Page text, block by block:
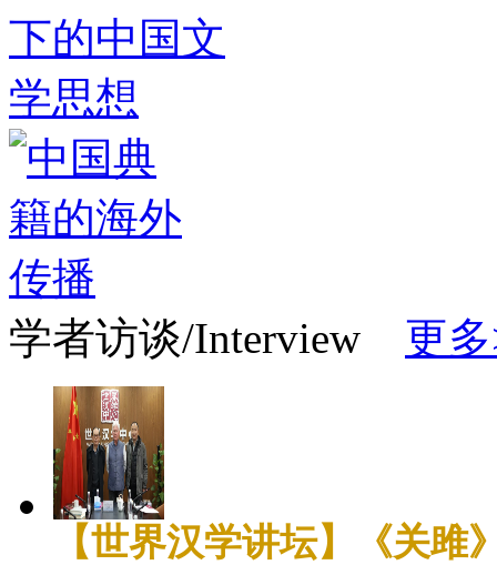
学者访谈/Interview 更
【世界汉学讲坛】《关雎